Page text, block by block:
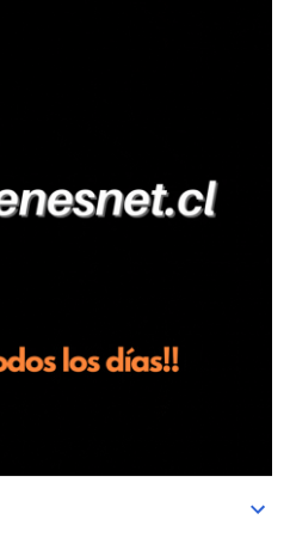
vehículo y, en medio de la
de los hombros, empujado al
y manos, mientr...